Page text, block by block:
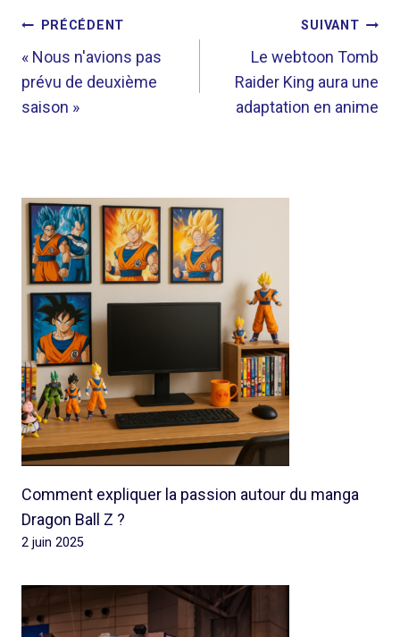
NAVIGATION
DE
L’ARTICLE
PRÉCÉDENT
« Nous n'avions pas
prévu de deuxième
saison »
SUIVANT
Le webtoon Tomb
Raider King aura une
adaptation en anime
Comment expliquer la passion autour du manga
Dragon Ball Z ?
2 juin 2025